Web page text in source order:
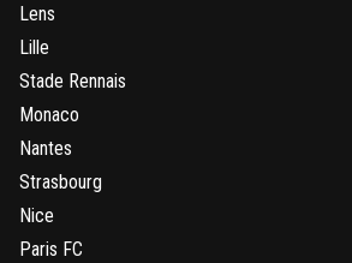
Lens
Lille
Stade Rennais
Monaco
Nantes
Strasbourg
Nice
Paris FC